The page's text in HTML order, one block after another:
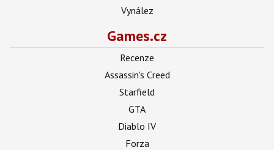
Vynález
Games.cz
Recenze
Assassin's Creed
Starfield
GTA
Diablo IV
Forza